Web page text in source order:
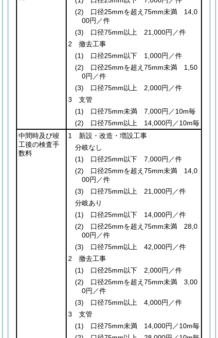
(2) 口径25mmを超え75mm未満 14,0
00円／件
(3) 口径75mm以上 21,000円／件
2 撤去工事
(1) 口径25mm以下 1,000円／件
(2) 口径25mmを超え75mm未満 1,50
0円／件
(3) 口径75mm以上 2,000円／件
3 支管
(1) 口径75mm未満 7,000円／10m毎
(2) 口径75mm以上 14,000円／10m毎
中間時及び竣
工後の検査手
数料
1 新設・改造・増設工事
分岐なし
(1) 口径25mm以下 7,000円／件
(2) 口径25mmを超え75mm未満 14,0
00円／件
(3) 口径75mm以上 21,000円／件
分岐あり
(1) 口径25mm以下 14,000円／件
(2) 口径25mmを超え75mm未満 28,0
00円／件
(3) 口径75mm以上 42,000円／件
2 撤去工事
(1) 口径25mm以下 2,000円／件
(2) 口径25mmを超え75mm未満 3,00
0円／件
(3) 口径75mm以上 4,000円／件
3 支管
(1) 口径75mm未満 14,000円／10m毎